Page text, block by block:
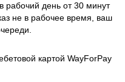
рабочий день от 30 минут
не в рабочее время, ваш
картой WayForPay